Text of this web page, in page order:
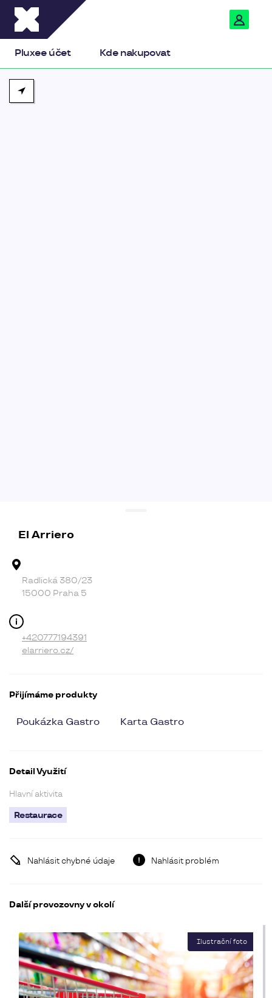
Pluxee účet Kde nakupovat
El Arriero
Radlická 380/23
15000 Praha 5
+420777194391
elarriero.cz/
Přijímáme produkty
Poukázka Gastro Karta Gastro
Detail Využití
Hlavní aktivita
Restaurace
Nahlásit chybné údaje Nahlásit problém
Další provozovny v okolí